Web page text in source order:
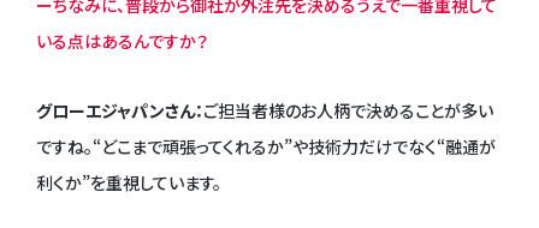
ーちなみに、普段から御社が外注先を決めるうえで一番重視して
いる点はあるんですか？
グローエジャパンさん：ご担当者様のお人柄で決めることが多い
ですね。“どこまで頑張ってくれるか”や技術力だけでなく“融通が
利くか”を重視しています。